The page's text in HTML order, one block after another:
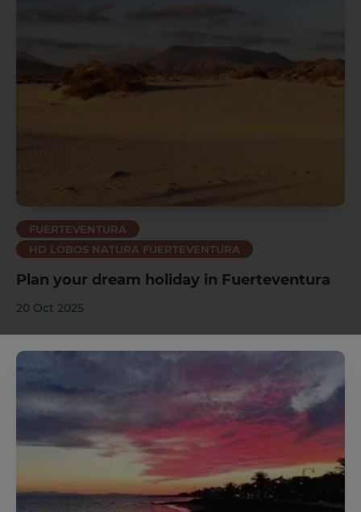
Gran Canaria
FUERTEVENTURA
HD LOBOS NATURA FUERTEVENTURA
Plan your dream holiday in Fuerteventura
20 Oct 2025